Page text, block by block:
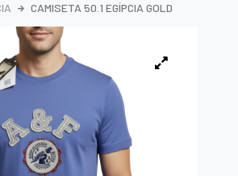
CAMISETA 50.1 EGÍPCIA GOLD